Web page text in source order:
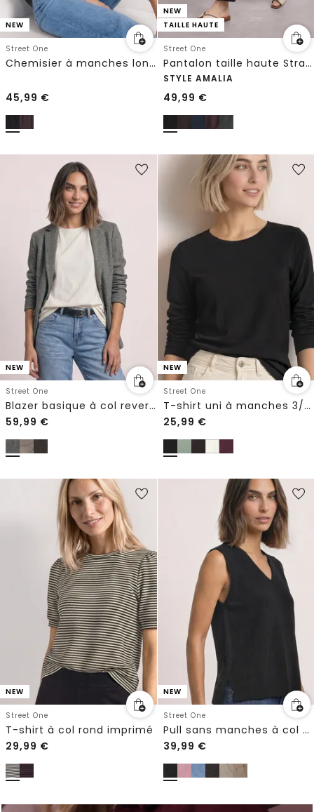
NEW
Street One
Chemisier à manches longues avec nœud décoratif
45,99 €
NEW
TAILLE HAUTE
Street One
Pantalon taille haute Straight Leg, coupe décontractée
STYLE AMALIA
49,99 €
NEW
Street One
Blazer basique à col revers avec motif
59,99 €
NEW
Street One
T-shirt uni à manches 3/4 et col rond
25,99 €
NEW
Street One
T-shirt à col rond imprimé
29,99 €
NEW
Street One
Pull sans manches à col en V, couleur unie
39,99 €